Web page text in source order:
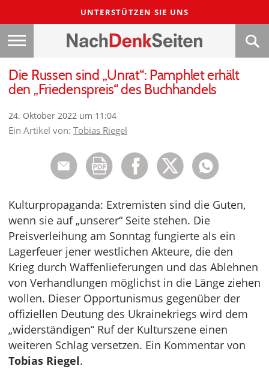
UNTERSTÜTZEN SIE UNS
Die Russen sind „Unrat“: Pamphlet erhält
den „Friedenspreis“ des Buchhandels
24. Oktober 2022 um 11:04
Ein Artikel von: Tobias Riegel
Kulturpropaganda: Extremisten sind die Guten,
wenn sie auf „unserer“ Seite stehen. Die
Preisverleihung am Sonntag fungierte als ein
Lagerfeuer jener westlichen Akteure, die den
Krieg durch Waffenlieferungen und das Ablehnen
von Verhandlungen möglichst in die Länge ziehen
wollen. Dieser Opportunismus gegenüber der
offiziellen Deutung des Ukrainekriegs wird dem
„widerständigen“ Ruf der Kulturszene einen
weiteren Schlag versetzen. Ein Kommentar von
Tobias Riegel.